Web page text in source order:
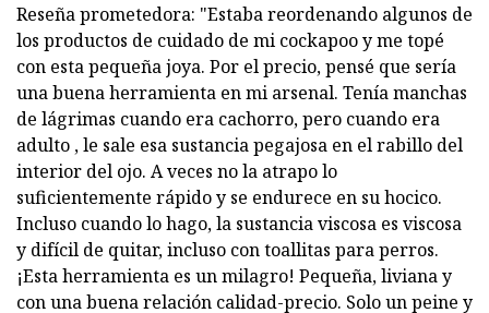
Reseña prometedora: "Estaba reordenando algunos de
los productos de cuidado de mi cockapoo y me topé
con esta pequeña joya. Por el precio, pensé que sería
una buena herramienta en mi arsenal. Tenía manchas
de lágrimas cuando era cachorro, pero cuando era
adulto , le sale esa sustancia pegajosa en el rabillo del
interior del ojo. A veces no la atrapo lo
suficientemente rápido y se endurece en su hocico.
Incluso cuando lo hago, la sustancia viscosa es viscosa
y difícil de quitar, incluso con toallitas para perros.
¡Esta herramienta es un milagro! Pequeña, liviana y
con una buena relación calidad-precio. Solo un peine y